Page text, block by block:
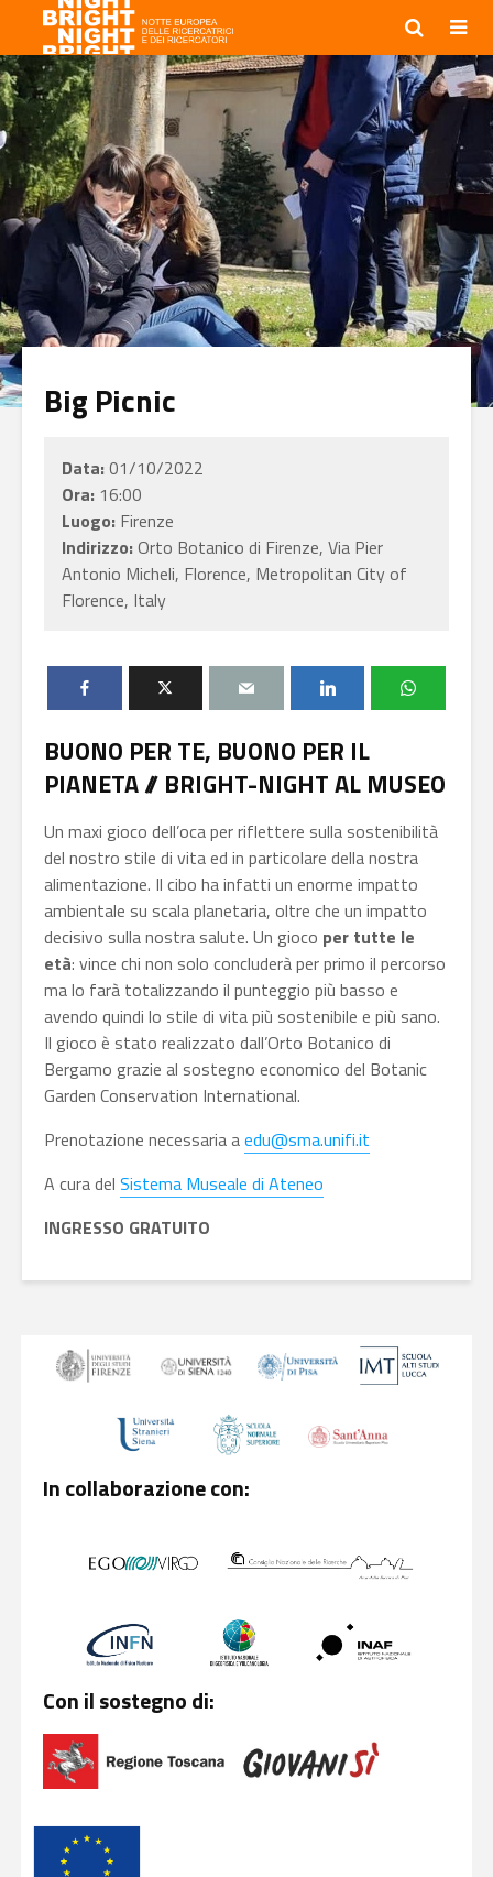
Big Picnic
Data:01/10/2022
Ora: 16:00
Luogo: Firenze
Indirizzo:Orto Botanico di Firenze, Via Pier
Antonio Micheli, Florence, Metropolitan City of
Florence, Italy
BUONO PER TE, BUONO PER IL
PIANETA // BRIGHT-NIGHT AL MUSEO
Un maxi gioco dell’oca per riflettere sulla sostenibilità
del nostro stile di vita ed in particolare della nostra
alimentazione. Il cibo ha infatti un enorme impatto
ambientale su scala planetaria, oltre che un impatto
decisivo sulla nostra salute. Un gioco per tutte le
età: vince chi non solo concluderà per primo il percorso
ma lo farà totalizzando il punteggio più basso e
avendo quindi lo stile di vita più sostenibile e più sano.
Il gioco è stato realizzato dall’Orto Botanico di
Bergamo grazie al sostegno economico del Botanic
Garden Conservation International.
Prenotazione necessaria aedu@sma.unifi.it
A cura del Sistema Museale di Ateneo
INGRESSO GRATUITO
In collaborazione con:
Con il sostegno di: